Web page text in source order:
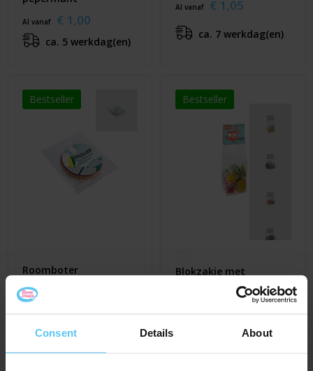
Consent Details About
Al vanaf € 1,00
ca. 5 werkdag(en)
Al vanaf € 1,05
ca. 7 werkdag(en)
Bestseller
Roomboter
stroopwafel met
sticker
Bestseller
Blokzakje met
kopkaartje en 100